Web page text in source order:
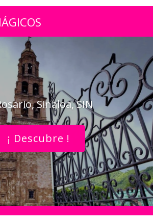
Sinaloa, SIN
¡ Descubre !